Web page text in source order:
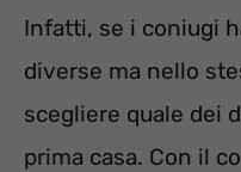
Infatti, se i coniugi
diverse ma nello
scegliere quale dei
prima casa. Con il